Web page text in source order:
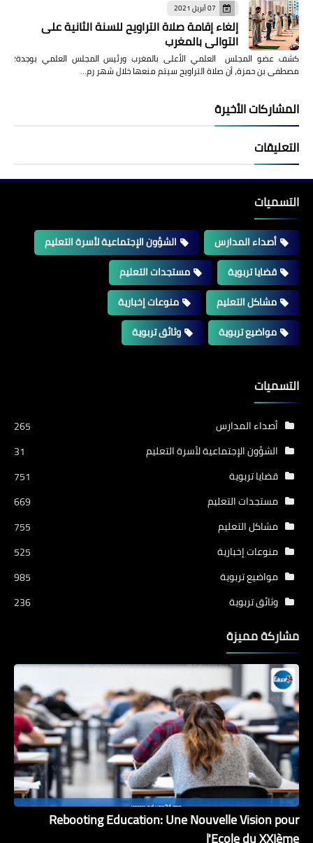
07 أبريل 2021
إلغاء إقامة صلاة التراويح للسنة الثانية على
التوالي بالمغرب
كشف عضو المجلس العلمي الأعلى بالمغرب ورئيس المجلس العلمي بوجدة؛
مصطفى بن حمزة، أن صلاة التراويح سيتم منعها خلال شهر رم…
المشاركات الأخيرة
التعليقات
التسميات
أصداء المدارس
الشؤون الإجتماعية لأسرة التعليم
قضايا تربوية
مستجدات التعليم
مشاكل التعليم
منوعات إخبارية
مواضيع تربوية
وثائق تربوية
التسميات
أصداء المدارس
265
الشؤون الإجتماعية لأسرة التعليم
31
قضايا تربوية
751
مستجدات التعليم
669
مشاكل التعليم
755
منوعات إخبارية
525
مواضيع تربوية
985
وثائق تربوية
236
مشاركة مميزة
Rebooting Education: Une Nouvelle Vision pour